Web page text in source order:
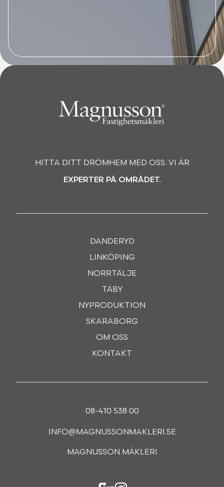
HITTA DITT DRÖMHEM MED OSS. VI ÄR
EXPERTER PÅ OMRÅDET.
DANDERYD
LINKÖPING
NORRTÄLJE
TÄBY
NYPRODUKTION
SKARABORG
OM OSS
KONTAKT
08-410 538 00
INFO@MAGNUSSONMAKLERI.SE
MAGNUSSON MÄKLERI